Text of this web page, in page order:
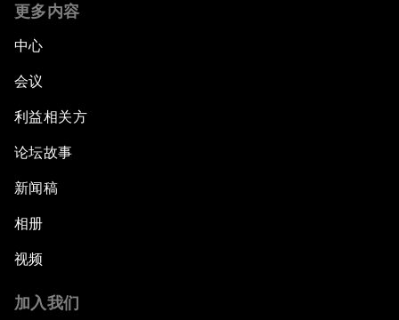
更多内容
中心
会议
利益相关方
论坛故事
新闻稿
相册
视频
加入我们